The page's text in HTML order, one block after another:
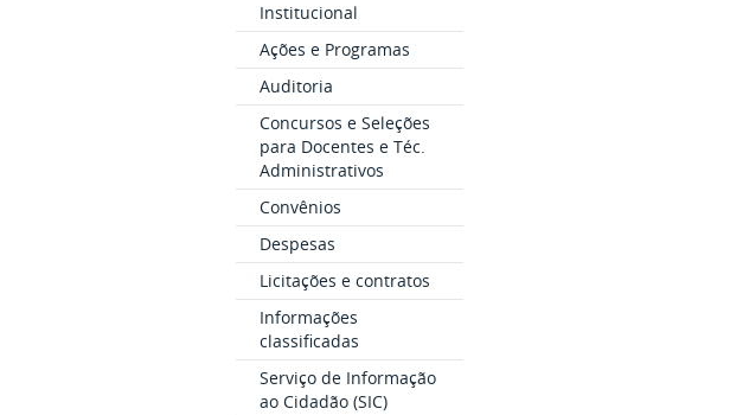
Institucional
Ações e Programas
Auditoria
Concursos e Seleções
para Docentes e Téc.
Administrativos
Convênios
Despesas
Licitações e contratos
Informações
classificadas
Serviço de Informação
ao Cidadão (SIC)